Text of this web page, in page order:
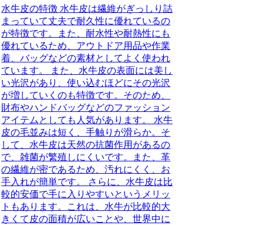
水牛皮の特徴 水牛皮は繊維がぎっしり詰
まっていて丈夫で耐久性に優れているの
が特徴です。また、耐水性や耐熱性にも
優れているため、アウトドア用品や作業
着、バッグなどの素材としてよく使われ
ています。 また、水牛皮の表面には美し
い光沢があり、使い込むほどにその光沢
が増していくのも特徴です。そのため、
財布やハンドバッグなどのファッション
アイテムとしても人気があります。 水牛
皮の毛並みは短く、手触りが滑らか。そ
して、水牛皮は天然の抗菌作用があるの
で、雑菌が繁殖しにくいです。また、革
の繊維が密であるため、汚れにくく、お
手入れが簡単です。 さらに、水牛皮は比
較的安価で手に入りやすいというメリッ
トもあります。これは、水牛が比較的大
きくて皮の面積が広いことや、世界中に